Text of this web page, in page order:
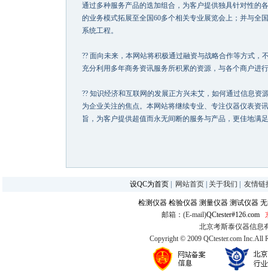
通过多种服务产品的迭加组合，为客户提供独具针对性的
的业务模式拓展至全国60多个相关专业展览会上；并与全
系统工程。
?? 面向未来， 本网站将积极通过融资与战略合作等方式，
充分利用多年商务资讯服务所积累的资源，与各个商户进
?? 知识经济和互联网的发展正方兴未艾，如何通过信息
为企业关注的焦点。本网站将继续专业、专注仪器仪表资
旨，为客户提供超值而永无间断的服务与产品，更佳地满
设QC为首页 网站首页 关于我们 友情链
检测仪器 检验仪器 测量仪器 测试仪器
邮箱：(E-mail)QCtester#126.com
北京考斯泰仪器信息
Copyright © 2009 QCtester.com Inc.All